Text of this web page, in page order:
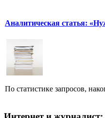
Аналитическая статья:
По статистике запросов,